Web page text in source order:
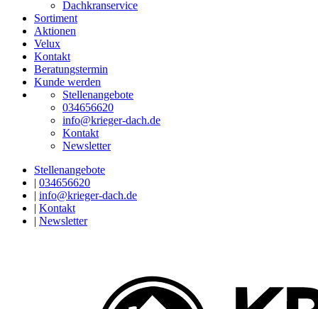
Dachkranservice
Sortiment
Aktionen
Velux
Kontakt
Beratungstermin
Kunde werden
Stellenangebote
034656620
info@krieger-dach.de
Kontakt
Newsletter
Stellenangebote
| 034656620
| info@krieger-dach.de
| Kontakt
| Newsletter